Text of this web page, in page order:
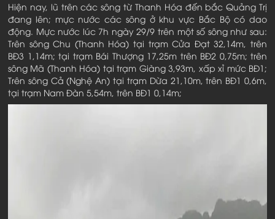
Hiện nay, lũ trên các sông từ Thanh Hóa đến bắc Quảng Trị
đang lên; mực nước các sông ở khu vực Bắc Bộ có dao
động. Mực nước lúc 7h ngày 29/9 trên một số sông như sau:
Trên sông Chu (Thanh Hóa) tại trạm Cửa Đạt 32,14m, trên
BĐ3 1,14m; tại trạm Bái Thượng 17,25m trên BĐ2 0,75m; trên
sông Mã (Thanh Hóa) tại trạm Giàng 3,93m, xấp xỉ mức BĐ1;
Trên sông Cả (Nghệ An) tại trạm Dừa 21,10m, trên BĐ1 0,6m,
tại trạm Nam Đàn 5,54m, trên BĐ1 0,14m;